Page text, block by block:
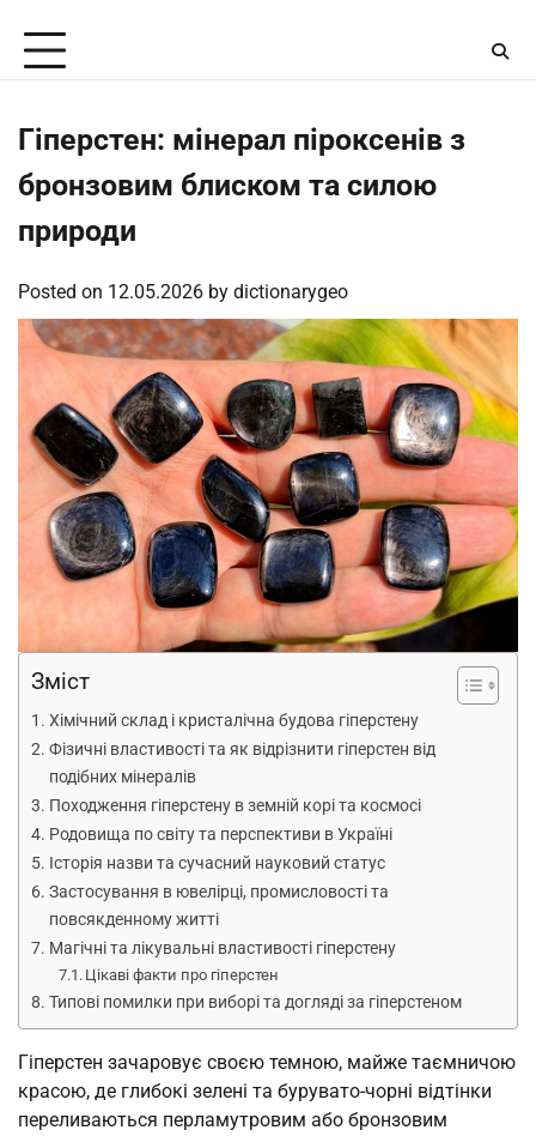
content
Гіперстен: мінерал піроксенів з
бронзовим блиском та силою
природи
Posted on 12.05.2026 by dictionarygeo
Зміст
Хімічний склад і кристалічна будова гіперстену
Фізичні властивості та як відрізнити гіперстен від
подібних мінералів
Походження гіперстену в земній корі та космосі
Родовища по світу та перспективи в Україні
Історія назви та сучасний науковий статус
Застосування в ювелірці, промисловості та
повсякденному житті
Магічні та лікувальні властивості гіперстену
Цікаві факти про гіперстен
Типові помилки при виборі та догляді за гіперстеном
Гіперстен зачаровує своєю темною, майже таємничою
красою, де глибокі зелені та бурувато-чорні відтінки
переливаються перламутровим або бронзовим